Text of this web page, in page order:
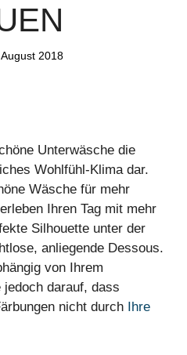
2018
Unterwäsche die
Wohlfühl-Klima dar.
Wäsche für mehr
Ihren Tag mit mehr
Silhouette unter der
anliegende Dessous.
von Ihrem
darauf, dass
nicht durch Ihre